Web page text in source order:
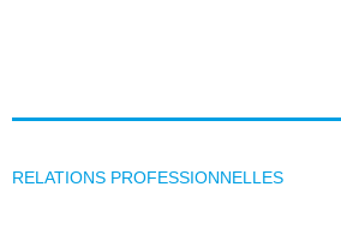
RELATIONS PROFESSIONNELLES